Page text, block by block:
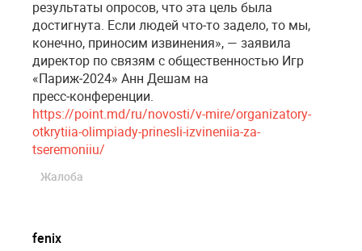
результаты опросов, что эта цель была
достигнута. Если людей что‑то задело, то мы,
конечно, приносим извинения», — заявила
директор по связям с общественностью Игр
«Париж‑2024» Анн Дешам на
пресс‑конференции.
https://point.md/ru/novosti/v-mire/organizatory-
otkrytiia-olimpiady-prinesli-izvineniia-za-
tseremoniiu/
Жалоба
fenix